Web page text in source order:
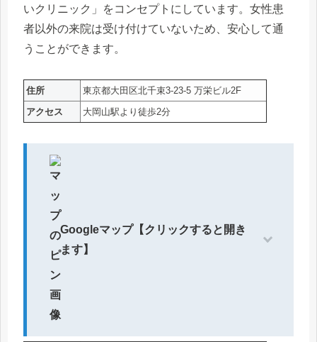
いクリニック」をコンセプトにしています。女性患
者以外の来院は受け付けていないため、安心して通
うことができます。
住所
東京都大田区北千束3-23-5 万栄ビル2F
アクセス
大岡山駅より徒歩2分
Googleマップ【クリックすると開き
ます】